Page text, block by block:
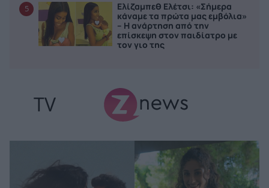
5
Ελίζαμπεθ Ελέτσι: «Σήμερα
κάναμε τα πρώτα μας εμβόλια»
– Η ανάρτηση από την
επίσκεψη στον παιδίατρο με
τον γιο της
TV